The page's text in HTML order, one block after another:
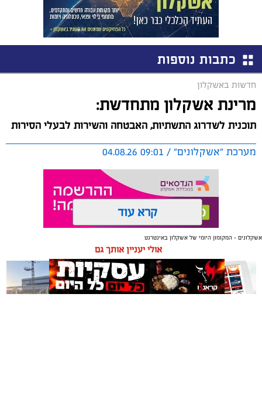
כתבות נוספות
חדשות באשקלון
מרינת אשקלון מתחדשת:
תוכנית לשדרוג התשתיות, האבטחה והשירות לבעלי הסירות
מערכת "אשקלונים" / 09:01 04.08.26
תגים:אשקלון, מרינה
החברה הכלכלית הציגה לנציגי בעלי כלי השייט במרינה
תוכנית השקעה מקיפה הכוללת שדרוג התשתיות, חיזוק
קרא עוד
אשקלונים - המקומון היומי של אשקלון באינטרנט
אולי יעניין אותך גם